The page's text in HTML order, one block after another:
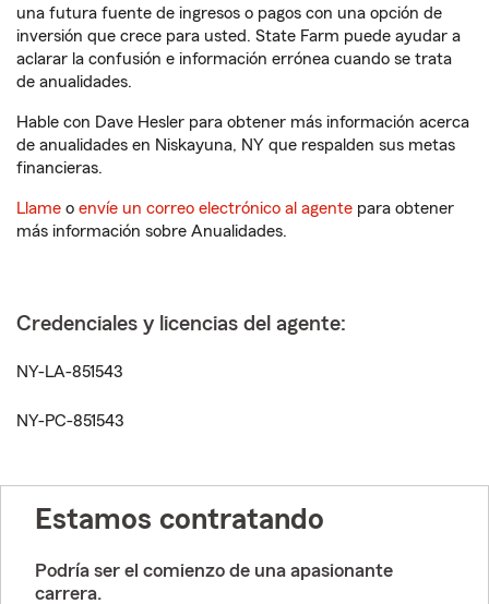
una futura fuente de ingresos o pagos con una opción de
inversión que crece para usted. State Farm puede ayudar a
aclarar la confusión e información errónea cuando se trata
de anualidades.
Hable con Dave Hesler para obtener más información acerca
de anualidades en Niskayuna, NY que respalden sus metas
financieras.
Llame o envíe un correo electrónico al agente para obtener
más información sobre Anualidades.
Credenciales y licencias del agente:
NY-LA-851543
NY-PC-851543
Estamos contratando
Podría ser el comienzo de una apasionante
carrera.